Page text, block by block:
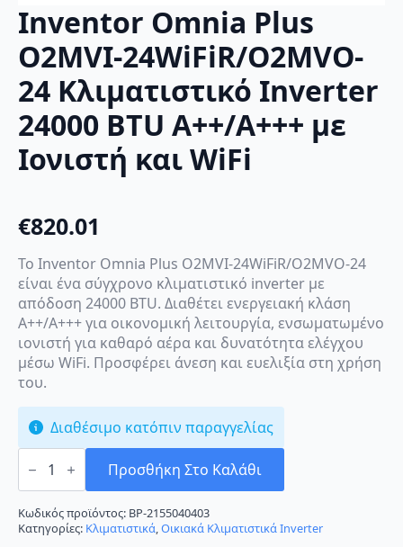
Inventor Omnia Plus
O2MVI-24WiFiR/O2MVO-
24 Κλιματιστικό Inverter
24000 BTU A++/A+++ με
Ιονιστή και WiFi
€820.01
Το Inventor Omnia Plus O2MVI-24WiFiR/O2MVO-24
είναι ένα σύγχρονο κλιματιστικό inverter με
απόδοση 24000 BTU. Διαθέτει ενεργειακή κλάση
A++/A+++ για οικονομική λειτουργία, ενσωματωμένο
ιονιστή για καθαρό αέρα και δυνατότητα ελέγχου
μέσω WiFi. Προσφέρει άνεση και ευελιξία στη χρήση
του.
Διαθέσιμο κατόπιν παραγγελίας
Inventor
Omnia
O2MVI-
24WiFiR/O2MVO-
24
Κλιματιστικό
Προσθήκη Στο Καλάθι
Κωδικός προϊόντος: BP-2155040403
Κατηγορίες: Κλιματιστικά,Οικιακά Κλιματιστικά Inverter